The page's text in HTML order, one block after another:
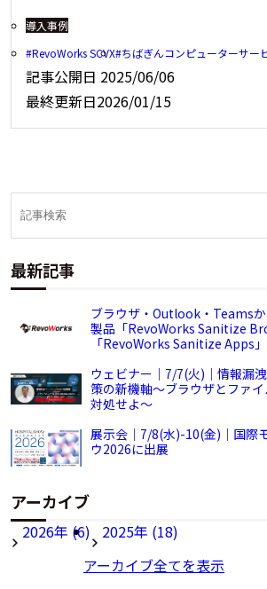
導入事例
RevoWorks SCVX ちばぎんコンピューターサー
記事公開日 2025/06/06
最終更新日2026/01/15
最新記事
ブラウザ・Outlook・Teams
製品「RevoWorks Sanitize
「RevoWorks Sanitize Apps
ウェビナー｜7/7(火)｜情報漏
策の新機軸～ブラウザとファ
対処せよ～
展示会｜7/8(水)-10(金)｜国際
ウ2026に出展
アーカイブ
2026年 (6)
2025年 (18)
アーカイブ全てを表示